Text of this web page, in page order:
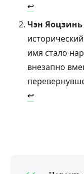
↩︎
Чэн Яоцзинь
имя стало
внезапно
↩︎